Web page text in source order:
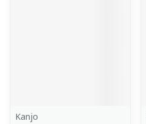
Kanjo